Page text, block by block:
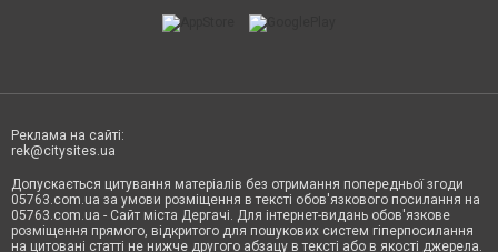
Реклама на сайті:
rek@citysites.ua
Допускається цитування матеріалів без отримання попередньої згоди
05763.com.ua за умови розміщення в тексті обов'язкового посилання на
05763.com.ua - Сайт міста Дергачі. Для інтернет-видань обов'язкове
розміщення прямого, відкритого для пошукових систем гіперпосилання
на цитовані статті не нижче другого абзацу в тексті або в якості джерела.